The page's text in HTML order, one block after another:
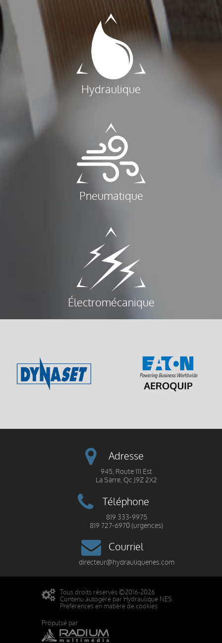
Hydraulique
Pneumatique
Électromécanique
Adresse
945, Route 111 Est
La Sarre, Qc J9Z 2X2
Téléphone
819 333-9975
819 727-6970 (urgences)
Courriel
directeur@hydrauliquenes.com
Tous droits réservés ©2016-2026
Contenu autogéré par Hydraulique NES
Préférences en matière de cookies
Propulsé par